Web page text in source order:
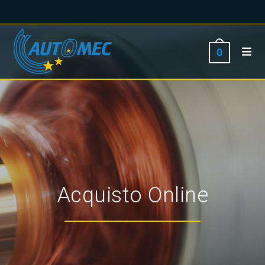
0
Acquisto Online